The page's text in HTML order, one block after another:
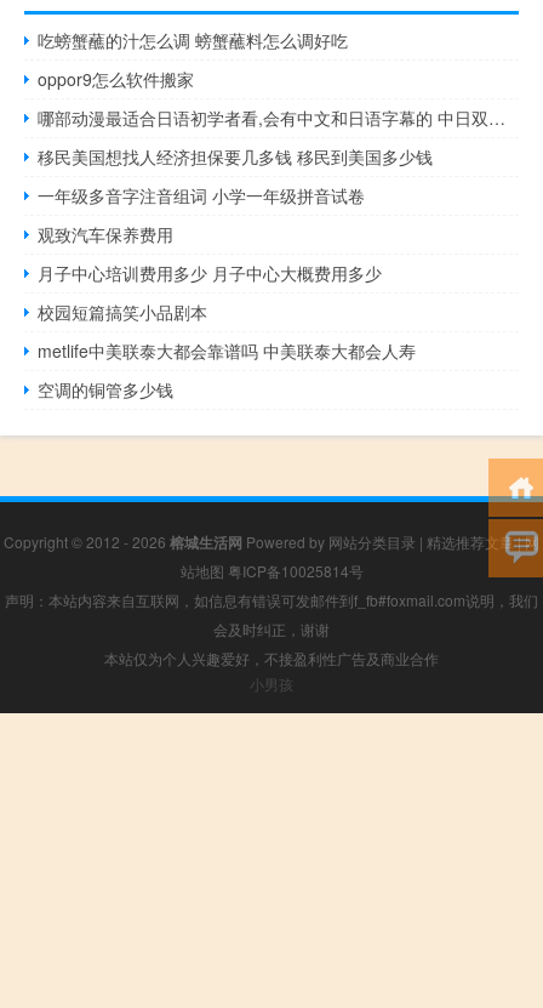
吃螃蟹蘸的汁怎么调 螃蟹蘸料怎么调好吃
oppor9怎么软件搬家
哪部动漫最适合日语初学者看,会有中文和日语字幕的 中日双语字幕的日剧
移民美国想找人经济担保要几多钱 移民到美国多少钱
一年级多音字注音组词 小学一年级拼音试卷
观致汽车保养费用
月子中心培训费用多少 月子中心大概费用多少
校园短篇搞笑小品剧本
metlife中美联泰大都会靠谱吗 中美联泰大都会人寿
空调的铜管多少钱
Copyright © 2012 - 2026 榕城生活网 Powered by 网站分类目录 | 精选推荐文章|网
站地图 粤ICP备10025814号
声明：本站内容来自互联网，如信息有错误可发邮件到f_fb#foxmail.com说明，我们
会及时纠正，谢谢
本站仅为个人兴趣爱好，不接盈利性广告及商业合作
小男孩